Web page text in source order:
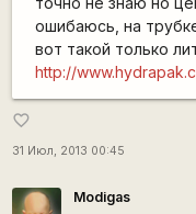
ошибаюсь, на
вот такой только
http://
favorite_border
31 Июл, 2013 00:45
Modigas